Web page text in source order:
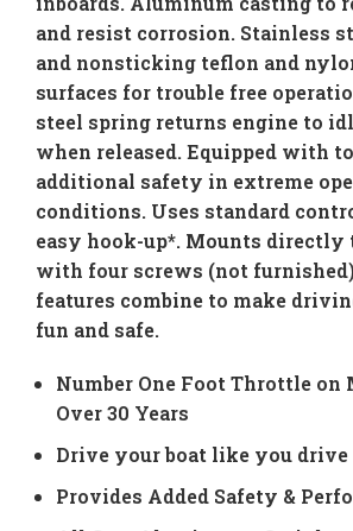
and resist corrosion. Stainless
and nonsticking teflon and
surfaces for trouble free
steel spring returns engine to
when released. Equipped with
additional safety in extreme
conditions. Uses standard
easy hook-up*. Mounts directly
with four screws (not
features combine to make
fun and safe.
Number One Foot Throttle on
Over 30 Years
Drive your boat like you drive
Provides Added Safety &